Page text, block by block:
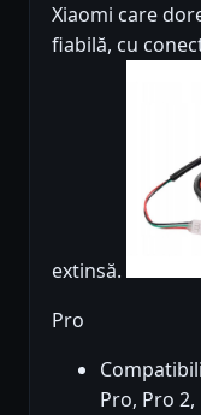
Xiaomi care
fiabilă, cu
extinsă.
Pro
Pro, Pro 2,